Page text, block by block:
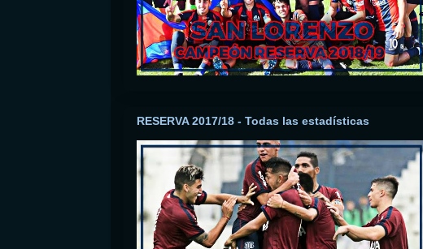
RESERVA 2017/18 - Todas las estadísticas